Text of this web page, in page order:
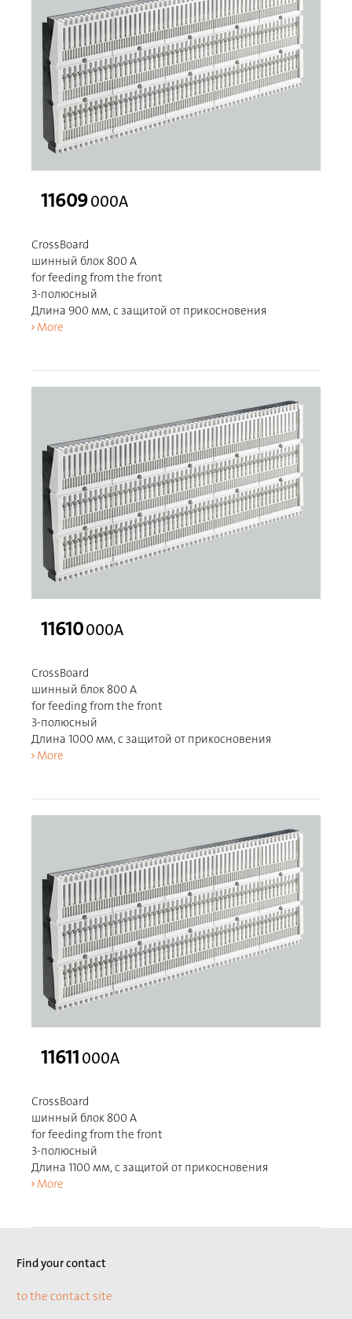
11609000A
CrossBoard
шинный блок 800 A
for feeding from the front
3-полюсный
Длина 900 мм, с защитой от прикосновения
More
11610000A
CrossBoard
шинный блок 800 A
for feeding from the front
3-полюсный
Длина 1000 мм, с защитой от прикосновения
More
11611000A
CrossBoard
шинный блок 800 A
for feeding from the front
3-полюсный
Длина 1100 мм, с защитой от прикосновения
More
Find your contact
to the contact site